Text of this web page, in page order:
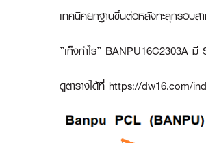
เทคนิคยกฐานขึ้นต่อหลังทะลุกรอบ
”เก็งกำไร” BANPU16C2303A
ดูตารางได้ที่ https://dw16.com/